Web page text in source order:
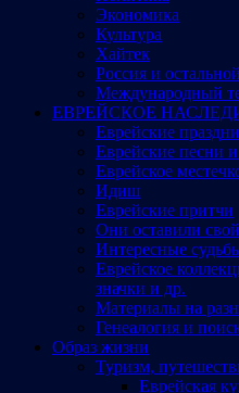
Экономика
Культура
Хайтек
Россия и
Международный
ЕВРЕЙСКОЕ
Еврейские
Еврейские песни
Еврейское
Идиш
Еврейские притчи
Они оставили
Интересные
Еврейское
значки и др.
Материалы на
Генеалогия и
Образ жизни
Туризм,
Еврейская